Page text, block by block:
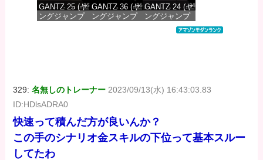
GANTZ 25 (ヤ
ングジャンプ
GANTZ 36 (ヤ
ングジャンプ
GANTZ 24 (ヤ
ングジャンプ
コミックス
329:名無しのトレーナー 2023/09/13(水) 16:43:03.83
ID:HDlsADRA0
快速って積んだ方が良いんか？
この手のシナリオ金スキルの下位って基本スルー
してたわ